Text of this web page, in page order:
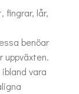
fingrar, lår,
benöar
uppväxten.
vara